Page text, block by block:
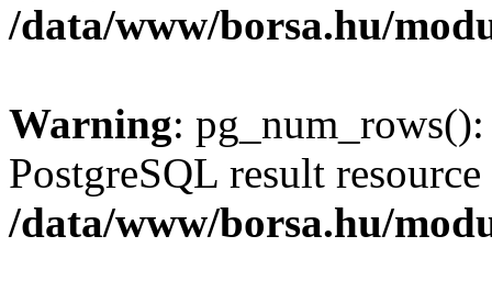
/data/www/borsa.hu/
Warning:
PostgreSQL result
/data/www/borsa.hu/